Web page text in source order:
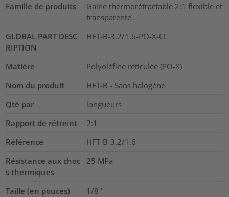
Famille de produits
Gaine thermorétractable 2:1 flexible et
transparente
GLOBAL PART DESC
RIPTION
HFT-B-3.2/1.6-PO-X-CL
Matière
Polyoléfine réticulée (PO-X)
Nom du produit
HFT-B - Sans halogène
Qté par
longueurs
Rapport de rétreint
2:1
Référence
HFT-B-3.2/1.6
Résistance aux choc
s thermiques
25 MPa
Taille (en pouces) 1/8 "